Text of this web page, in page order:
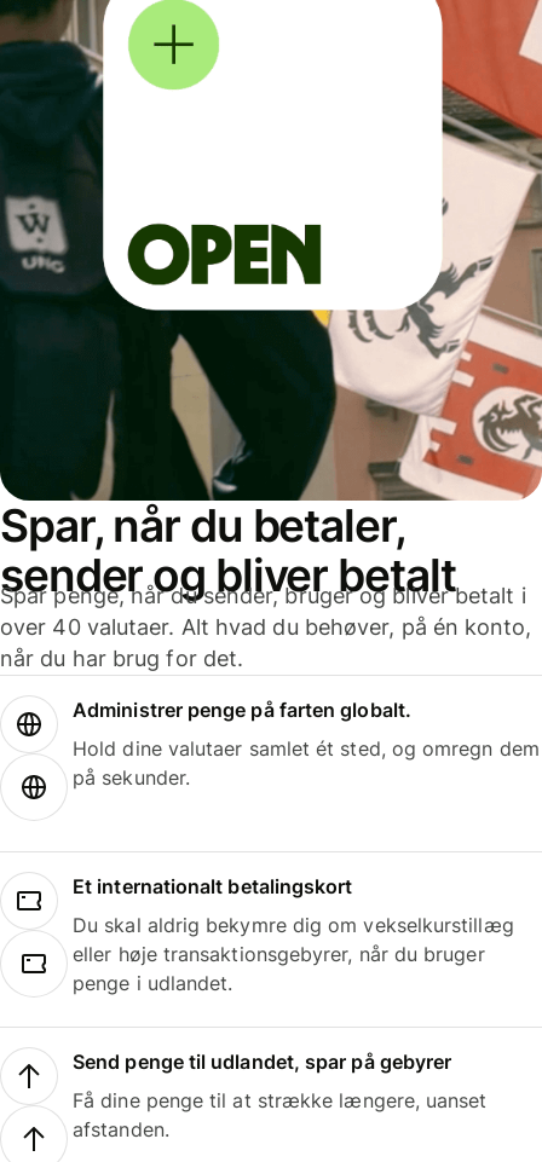
Spar, når du betaler,
sender og bliver betalt
Spar penge, når du sender, bruger og bliver betalt i
over 40 valutaer. Alt hvad du behøver, på én konto,
når du har brug for det.
Administrer penge på farten globalt.
Hold dine valutaer samlet ét sted, og omregn dem
på sekunder.
Et internationalt betalingskort
Du skal aldrig bekymre dig om vekselkurstillæg
eller høje transaktionsgebyrer, når du bruger
penge i udlandet.
Send penge til udlandet, spar på gebyrer
Få dine penge til at strække længere, uanset
afstanden.